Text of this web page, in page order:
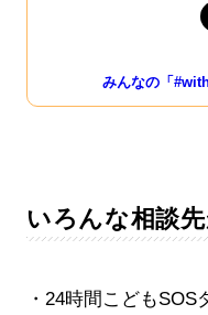
みんなの「
いろんな相談
・24時間こども